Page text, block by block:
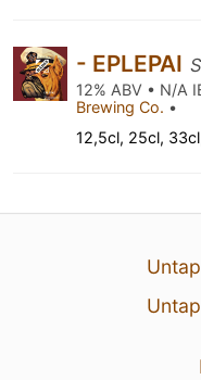
- EPLEPAI
12% ABV • N/A
Brewing Co. •
12,5cl, 25cl,